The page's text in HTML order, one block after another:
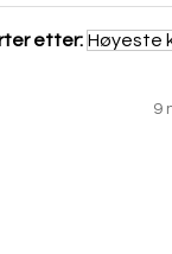
etter:
9